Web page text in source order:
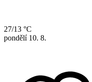
27/13 °C
pondělí 10. 8.